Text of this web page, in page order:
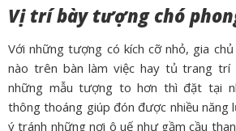
Vị trí bày tượng chó
Với những tượng có kích cỡ nhỏ, gia
nào trên bàn làm việc hay tủ trang trí
những mẫu tượng to hơn thì đặt tại
thông thoáng giúp đón được nhiều năng
ý tránh những nơi ô uế như gầm cầu